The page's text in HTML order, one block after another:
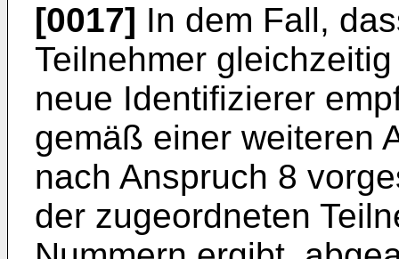
[0017] In dem Fall,
Teilnehmer
neue Identifizierer
gemäß einer weiteren
nach Anspruch 8
der zugeordneten